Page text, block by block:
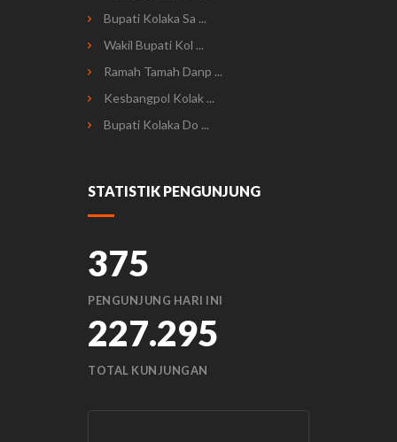
Bupati Kolaka Sa ...
Wakil Bupati Kol ...
Ramah Tamah Danp ...
Kesbangpol Kolak ...
Bupati Kolaka Do ...
STATISTIK PENGUNJUNG
375
PENGUNJUNG HARI INI
227.295
TOTAL KUNJUNGAN